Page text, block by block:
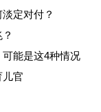
定对付？
能是这4种情况
官